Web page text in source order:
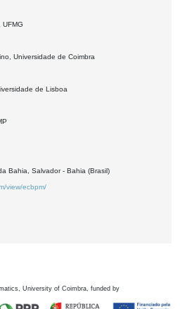
UFMG
Universidade de Coimbra
de Lisboa
Bahia, Salvador - Bahia (Brasil)
view/ecbpm/
University of Coimbra, funded by